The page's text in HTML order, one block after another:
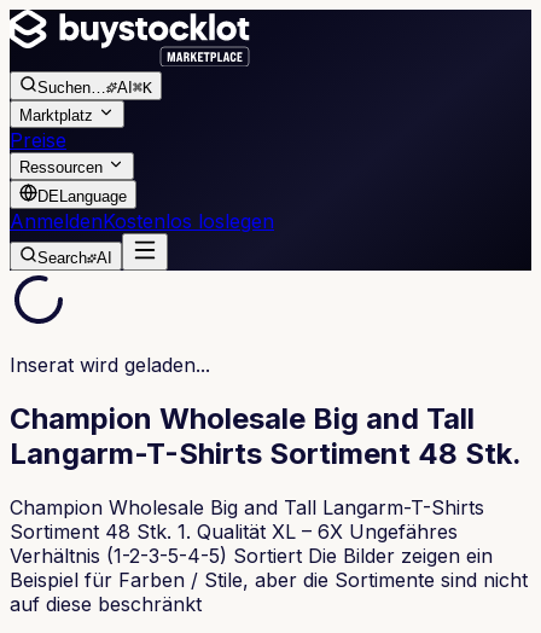
Suchen… AI ⌘K
Marktplatz
Preise
Ressourcen
DELanguage
AnmeldenKostenlos loslegen
Search AI
Inserat wird geladen...
Champion Wholesale Big and Tall
Langarm-T-Shirts Sortiment 48 Stk.
Champion Wholesale Big and Tall Langarm-T-Shirts
Sortiment 48 Stk. 1. Qualität XL – 6X Ungefähres
Verhältnis (1-2-3-5-4-5) Sortiert Die Bilder zeigen ein
Beispiel für Farben / Stile, aber die Sortimente sind nicht
auf diese beschränkt